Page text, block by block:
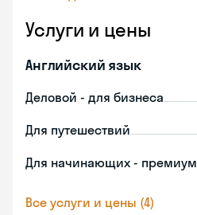
Услуги и цены
Английский язык
Деловой - для бизнеса
Для путешествий
Для начинающих - премиум
Все услуги и цены (4)